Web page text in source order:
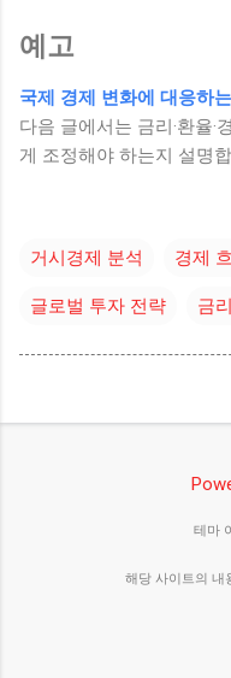
예고
국제 경제 변화에 대응하
다음 글에서는 금리·환율
게 조정해야 하는지 설명
거시경제 분석 경제
글로벌 투자 전략 금
테마
해당 사이트의 내